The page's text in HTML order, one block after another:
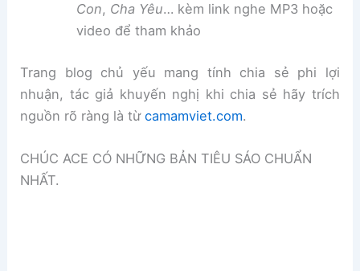
Con, Cha Yêu… kèm link nghe MP3 hoặc
video để tham khảo
Trang blog chủ yếu mang tính chia sẻ phi lợi
nhuận, tác giả khuyến nghị khi chia sẻ hãy trích
nguồn rõ ràng là từcamamviet.com.
CHÚC ACE CÓ NHỮNG BẢN TIÊU SÁO CHUẨN
NHẤT.